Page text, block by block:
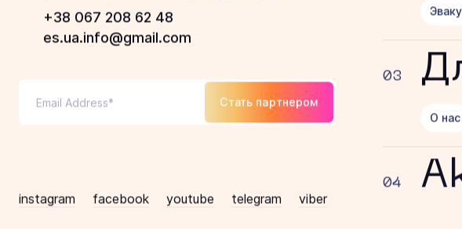
+38 067 208 62 48
es.ua.info@gmail.com
Стать партнером
instagram facebook youtube telegram viber
03
О нас
04